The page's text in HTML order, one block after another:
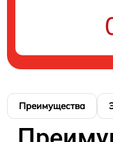
Преимущества